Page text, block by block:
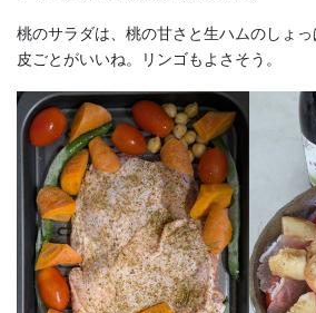
桃のサラダは、桃の甘さと生ハムのしょ
皮ごとがいいね。リンゴもよさそう。